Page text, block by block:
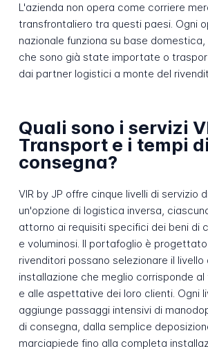
L'azienda non opera come corriere
transfrontaliero tra questi paesi. Ogni
nazionale funziona su base
che sono già state importate o
dai partner logistici a monte del
Quali sono i servizi
Transport e i tempi di
consegna?
VIR by JP offre cinque livelli di servizio
un'opzione di logistica inversa,
attorno ai requisiti specifici dei beni di
e voluminosi. Il portafoglio è
rivenditori possano selezionare il livello
installazione che meglio corrisponde
e alle aspettative dei loro clienti. Ogni
aggiunge passaggi intensivi di
di consegna, dalla semplice
marciapiede fino alla completa